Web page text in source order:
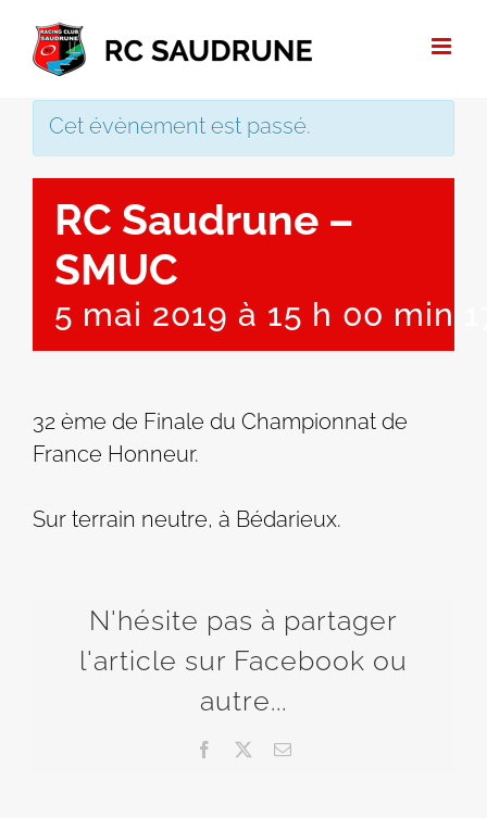
Passer
contenu
Cet évènement est passé.
RC Saudrune –
SMUC
5 mai 2019 à 15 h 00 min
32 ème de Finale du Championnat de
France Honneur.
Sur terrain neutre, à Bédarieux.
N'hésite pas à partager
l'article sur Facebook ou
autre...
Facebook Email